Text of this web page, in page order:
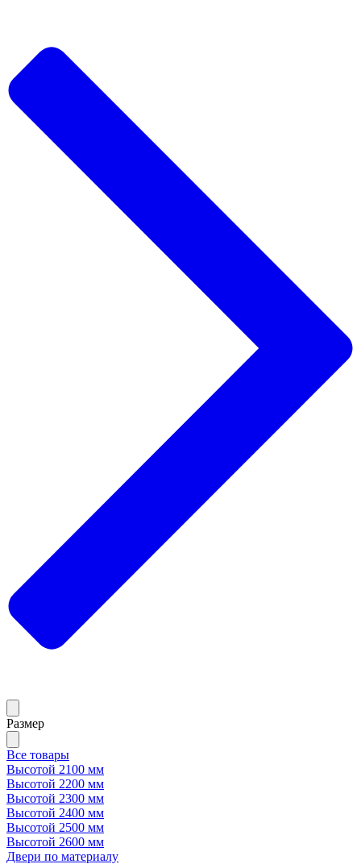
Размер
Все товары
Высотой 2100 мм
Высотой 2200 мм
Высотой 2300 мм
Высотой 2400 мм
Высотой 2500 мм
Высотой 2600 мм
Двери по материалу